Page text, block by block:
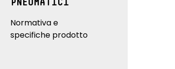
PNEUMATICI
Normativa e
specifiche prodotto